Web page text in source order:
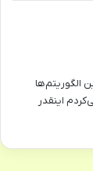
الگوریتم‌ها
اینقدر